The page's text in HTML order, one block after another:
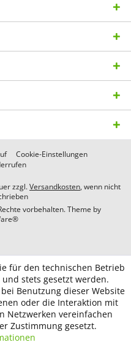
Cookie-Einstellungen
zzgl.Versandkosten, wenn nicht
vorbehalten. Theme by
für den technischen Betrieb
stets gesetzt werden.
Benutzung dieser Website
oder die Interaktion mit
Netzwerken vereinfachen
Zustimmung gesetzt.